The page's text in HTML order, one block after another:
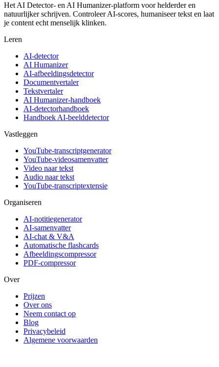
Het AI Detector- en AI Humanizer-platform voor helderder en
natuurlijker schrijven. Controleer AI-scores, humaniseer tekst en laat
je content echt menselijk klinken.
Leren
AI-detector
AI Humanizer
AI-afbeeldingsdetector
Documentvertaler
Tekstvertaler
AI Humanizer-handboek
AI-detectorhandboek
Handboek AI-beelddetector
Vastleggen
YouTube-transcriptgenerator
YouTube-videosamenvatter
Video naar tekst
Audio naar tekst
YouTube-transcriptextensie
Organiseren
AI-notitiegenerator
AI-samenvatter
AI-chat & V&A
Automatische flashcards
Afbeeldingscompressor
PDF-compressor
Over
Prijzen
Over ons
Neem contact op
Blog
Privacybeleid
Algemene voorwaarden